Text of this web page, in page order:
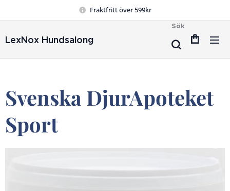
Fraktfritt över 599kr
LexNox Hundsalong
Sök
Svenska DjurApoteket
Sport